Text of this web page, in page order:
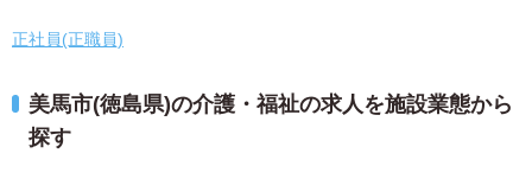
正社員(正職員)
美馬市(徳島県)の介護・福祉の求人を施設業態から
探す